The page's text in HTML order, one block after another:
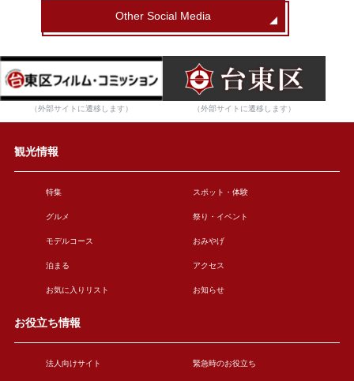
Other Social Media
（外部サイトに遷移します） （外部サイトに遷移します）
観光情報
特集 スポット・体験
グルメ 祭り・イベント
モデルコース おみやげ
泊まる アクセス
お気に入りリスト お知らせ
お役立ち情報
法人向けサイト 緊急時のお役立ち